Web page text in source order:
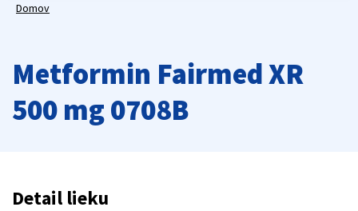
Domov
Metformin Fairmed XR
500 mg 0708B
Detail lieku